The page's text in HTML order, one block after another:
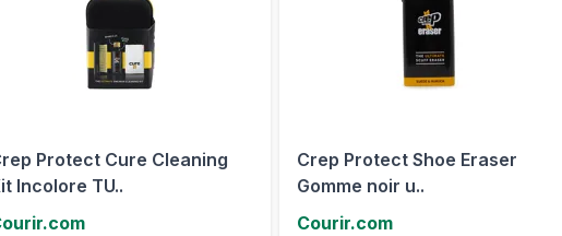
Protect Cure Cleaning
Incolore TU..
Crep Protect Shoe Eraser
Gomme noir u..
Courir.com